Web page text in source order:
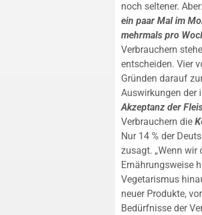
noch seltener. Aber:
ein paar Mal im
mehrmals pro
Verbrauchern
entscheiden. Vier
Gründen darauf
Auswirkungen der
Akzeptanz der
Verbrauchern die
Nur 14 % der
zusagt. „Wenn wir
Ernährungsweise
Vegetarismus
neuer Produkte,
Bedürfnisse der